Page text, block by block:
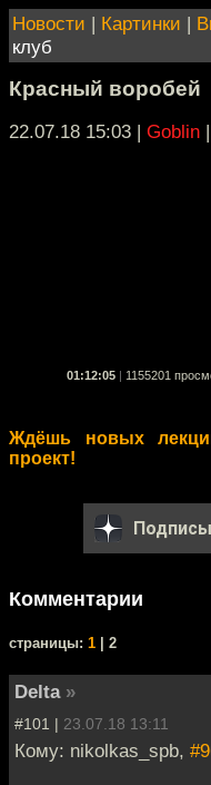
Новости | Картинки |
клуб
Красный воробей
22.07.18 15:03 | Goblin |
01:12:05 1155201
Ждёшь новых
проект!
Комментарии
cтраницы: 1 | 2
Delta »
#101 | 23.07.18 13:11
Кому: nikolkas_spb,